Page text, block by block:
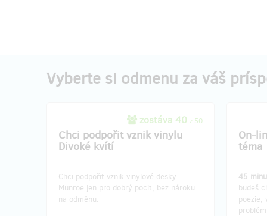
Vyberte si odmenu za váš
zostáva 40 z 50
Chci podpořit vznik vinylu
Divoké kvítí
Chci podpořit vznik vinylové desky
Munroe jen pro dobrý pocit, bez nároku
na odměnu.
On-
téma
45
budeš
poezie,